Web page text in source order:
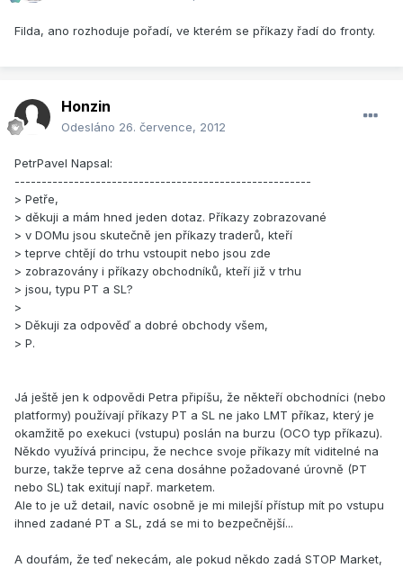
Filda, ano rozhoduje pořadí, ve kterém se příkazy řadí do fronty.
Honzin
Odesláno 26. července, 2012
PetrPavel Napsal:
-------------------------------------------------------
> Petře,
> děkuji a mám hned jeden dotaz. Příkazy zobrazované
> v DOMu jsou skutečně jen příkazy traderů, kteří
> teprve chtějí do trhu vstoupit nebo jsou zde
> zobrazovány i příkazy obchodníků, kteří již v trhu
> jsou, typu PT a SL?
>
> Děkuji za odpověď a dobré obchody všem,
> P.
Já ještě jen k odpovědi Petra připíšu, že někteří obchodníci (nebo
platformy) používají příkazy PT a SL ne jako LMT příkaz, který je
okamžitě po exekuci (vstupu) poslán na burzu (OCO typ příkazu).
Někdo využívá principu, že nechce svoje příkazy mít viditelné na
burze, takže teprve až cena dosáhne požadované úrovně (PT
nebo SL) tak exitují např. marketem.
Ale to je už detail, navíc osobně je mi milejší přístup mít po vstupu
ihned zadané PT a SL, zdá se mi to bezpečnější...
A doufám, že teď nekecám, ale pokud někdo zadá STOP Market,